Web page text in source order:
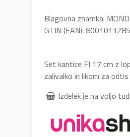
Blagovna znamka:
GTIN (EAN):
Set kantice FI 17 cm z
zalivalko in likom za
Izdelek je na voljo